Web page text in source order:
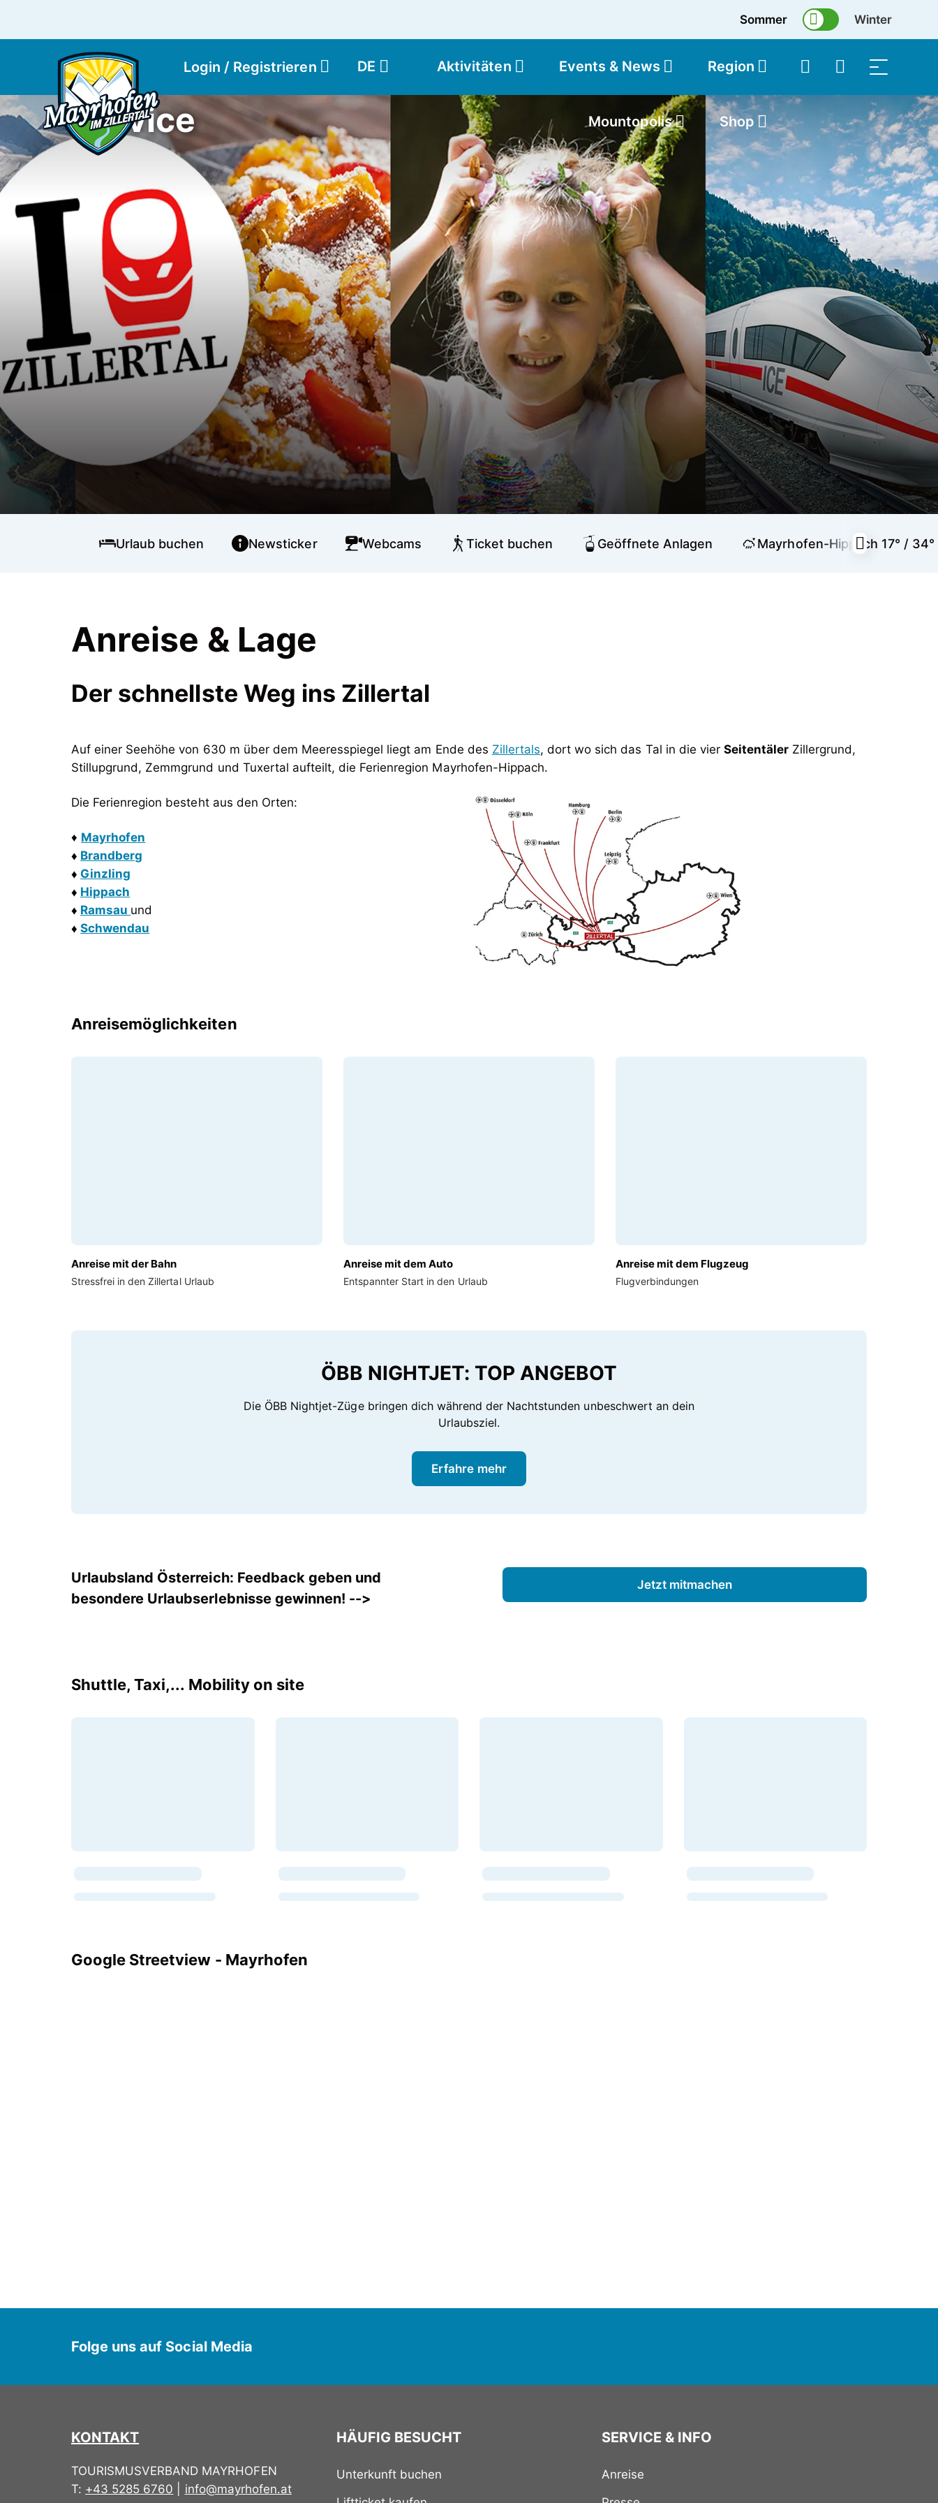
Sommer Winter
Login / Registrieren DE Aktivitäten Events & News Region
Mountopolis Shop
Service
Urlaub buchen Newsticker Webcams Ticket buchen Geöffnete Anlagen Mayrhofen-Hippach 17° / 34°
Anreise & Lage
Der schnellste Weg ins Zillertal
Auf einer Seehöhe von 630 m über dem Meeresspiegel liegt am Ende des Zillertals, dort wo sich das Tal in die vier Seitentäler Zillergrund,
Stillupgrund, Zemmgrund und Tuxertal aufteilt, die Ferienregion Mayrhofen-Hippach.
Die Ferienregion besteht aus den Orten:
♦ Mayrhofen
♦ Brandberg
♦Ginzling
♦ Hippach
♦ Ramsau
♦Schwendau
Anreisemöglichkeiten
Anreise mit der Bahn
Stressfrei in den Zillertal Urlaub
Anreise mit dem Auto
Entspannter Start in den Urlaub
Anreise mit dem Flugzeug
Flugverbindungen
ÖBB NIGHTJET: TOP ANGEBOT
Die ÖBB Nightjet-Züge bringen dich während der Nachtstunden unbeschwert an dein
Urlaubsziel.
Erfahre mehr
Urlaubsland Österreich: Feedback geben und
besondere Urlaubserlebnisse gewinnen! -->
Jetzt mitmachen
Shuttle, Taxi,... Mobility on site
Google Streetview - Mayrhofen
Folge uns auf Social Media
KONTAKT
TOURISMUSVERBAND MAYRHOFEN
T: +43 5285 6760 info@mayrhofen.at
HÄUFIG BESUCHT
Unterkunft buchen
SERVICE & INFO
Anreise